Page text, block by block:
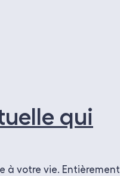
qui
à votre vie. Entièrement